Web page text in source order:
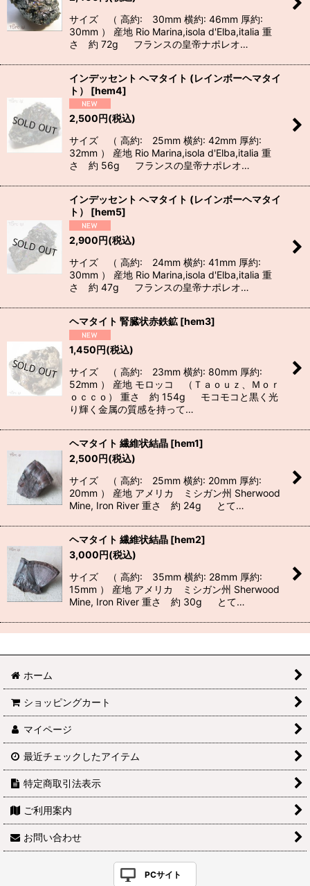
サイズ （ 高約: 30mm 横約: 46mm 厚約:
30mm ） 産地 Rio Marina,isola d'Elba,italia 重
さ 約 72g フランスの皇帝ナポレオ…
インデッセント ヘマタイト (レインボーヘマタイ
ト）
[hem4]
2,500円(税込)
サイズ （ 高約: 25mm 横約: 42mm 厚約:
32mm ） 産地 Rio Marina,isola d'Elba,italia 重
さ 約 56g フランスの皇帝ナポレオ…
インデッセント ヘマタイト (レインボーヘマタイ
ト）
[hem5]
2,900円(税込)
サイズ （ 高約: 24mm 横約: 41mm 厚約:
30mm ） 産地 Rio Marina,isola d'Elba,italia 重
さ 約 47g フランスの皇帝ナポレオ…
ヘマタイト 腎臓状赤鉄鉱 [hem3]
1,450円(税込)
サイズ （ 高約: 23mm 横約: 80mm 厚約:
52mm ） 産地 モロッコ （Ｔａｏｕｚ、Ｍｏｒ
ｏｃｃｏ） 重さ 約 154g モコモコと黒く光
り輝く金属の質感を持って…
ヘマタイト 繊維状結晶 [hem1]
2,500円(税込)
サイズ （ 高約: 25mm 横約: 20mm 厚約:
20mm ） 産地 アメリカ ミシガン州 Sherwood
Mine, Iron River 重さ 約 24g とて…
ヘマタイト 繊維状結晶 [hem2]
3,000円(税込)
サイズ （ 高約: 35mm 横約: 28mm 厚約:
15mm ） 産地 アメリカ ミシガン州 Sherwood
Mine, Iron River 重さ 約 30g とて…
ホーム
ショッピングカート
マイページ
最近チェックしたアイテム
特定商取引法表示
ご利用案内
お問い合わせ
PCサイト